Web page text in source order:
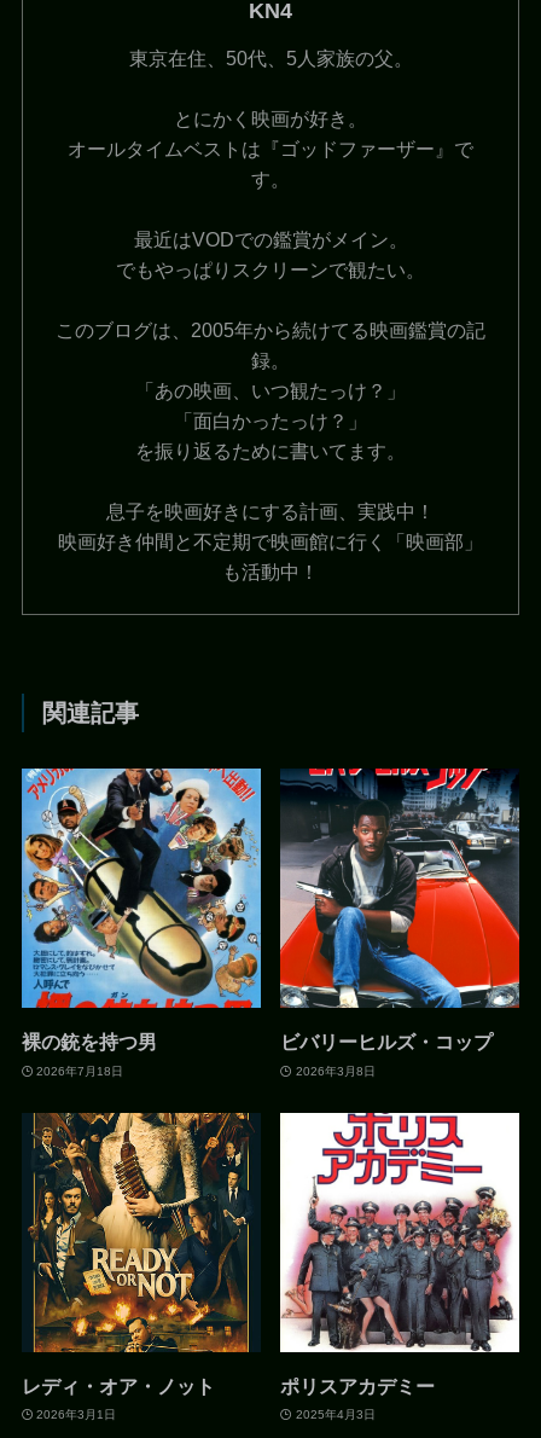
KN4
東京在住、50代、5人家族の父。
とにかく映画が好き。
オールタイムベストは『ゴッドファーザー』で
す。
最近はVODでの鑑賞がメイン。
でもやっぱりスクリーンで観たい。
このブログは、2005年から続けてる映画鑑賞の記
録。
「あの映画、いつ観たっけ？」
「面白かったっけ？」
を振り返るために書いてます。
息子を映画好きにする計画、実践中！
映画好き仲間と不定期で映画館に行く「映画部」
も活動中！
関連記事
裸の銃を持つ男
2026年7月18日
ビバリーヒルズ・コップ
2026年3月8日
レディ・オア・ノット
2026年3月1日
ポリスアカデミー
2025年4月3日